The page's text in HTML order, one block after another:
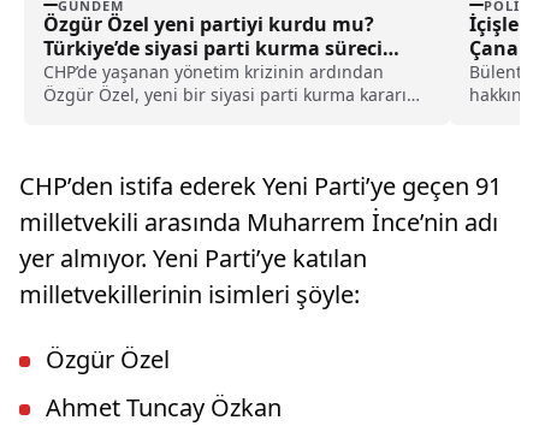
GÜNDEM
Özgür Özel yeni partiyi kurdu mu?
Türkiye’de siyasi parti kurma süreci
nasıl işler?
CHP’de yaşanan yönetim krizinin ardından
Özgür Özel, yeni bir siyasi parti kurma kararını
siyasi bir parti kurma süreci hakkındaki
araştırmaları artırdı.
İçişleri
Bülent
CHP’den istifa ederek Yeni Parti’ye geçen 91
milletvekili arasında Muharrem İnce’nin adı
yer almıyor. Yeni Parti’ye katılan
milletvekillerinin isimleri şöyle:
Özgür Özel
Ahmet Tuncay Özkan